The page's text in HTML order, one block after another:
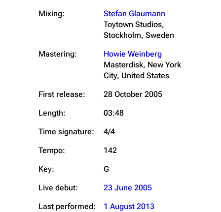
Mixing:
Stefan Glaumann
Toytown Studios,
Stockholm, Sweden
Mastering:
Howie Weinberg
Masterdisk, New York
City, United States
First release:
28 October 2005
Length:
03:48
Time signature:
4/4
Tempo:
142
Key:
G
Live debut:
23 June 2005
Last performed:
1 August 2013